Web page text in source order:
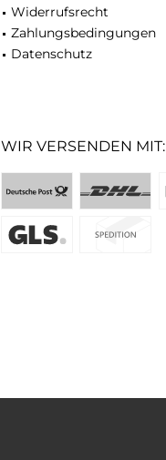
Widerrufsrecht
Zahlungsbedingungen
Datenschutz
WIR VERSENDEN MIT: